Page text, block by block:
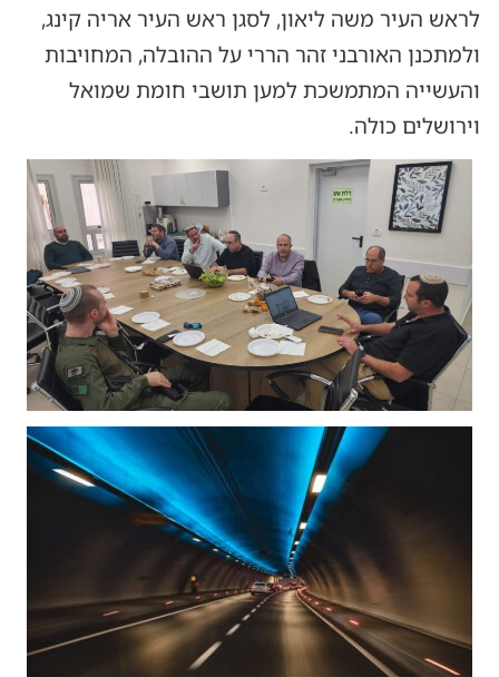
לראש העיר משה ליאון, לסגן ראש העיר אריה קינג,
ולמתכנן האורבני זהר הררי על ההובלה, המחויבות
והעשייה המתמשכת למען תושבי חומת שמואל
וירושלים כולה.